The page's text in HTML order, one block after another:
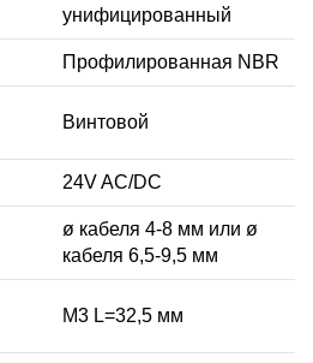
унифицированный
Профилированная NBR
Винтовой
24V AC/DC
ø кабеля 4-8 мм или ø
кабеля 6,5-9,5 мм
М3 L=32,5 мм